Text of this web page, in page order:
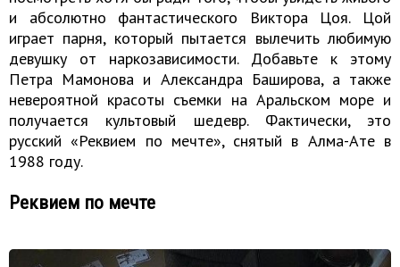
и абсолютно фантастического Виктора Цоя. Цой
играет парня, который пытается вылечить любимую
девушку от наркозависимости. Добавьте к этому
Петра Мамонова и Александра Баширова, а также
невероятной красоты съемки на Аральском море и
получается культовый шедевр. Фактически, это
русский «Реквием по мечте», снятый в Алма-Ате в
1988 году.
Реквием по мечте